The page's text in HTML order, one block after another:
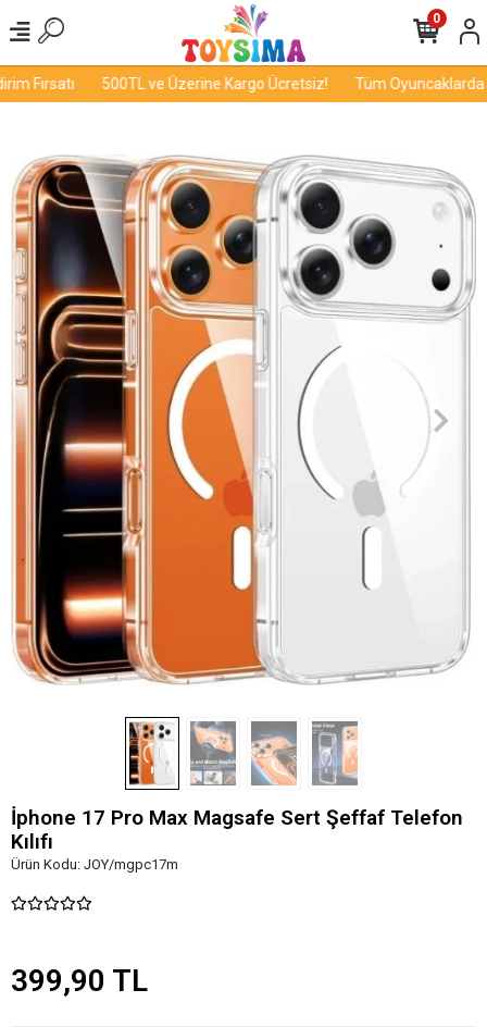
Fırsatı 500TL ve Üzerine Kargo Ücretsiz! Tüm Oyuncaklarda
0
İphone 17 Pro Max Magsafe Sert Şeffaf Telefon
Kılıfı
Ürün Kodu: JOY/mgpc17m
399,90 TL